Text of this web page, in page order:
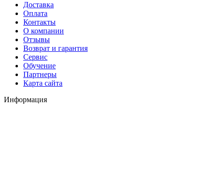
Доставка
Оплата
Контакты
О компании
Отзывы
Возврат и гарантия
Сервис
Обучение
Партнеры
Карта сайта
Информация